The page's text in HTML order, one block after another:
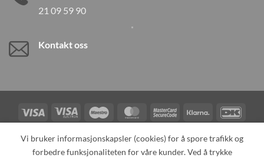
21 09 59 90
Kontakt oss
Visa
Visa
Electron
Maestro MasterCardMasterCard
2
Klarna
Card
TILBAKEKALLINGER KONTAKT OSS OM OSS
Vi bruker informasjonskapsler (cookies) for å spore trafikk og
forbedre funksjonaliteten for våre kunder. Ved å trykke